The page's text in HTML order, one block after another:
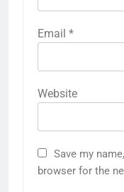
Email *
Website
Save my
browser for the